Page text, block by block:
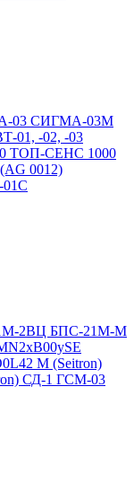
03 СИГМА-03М
01, -02, -03
ТОП-СЕНС 1000
0012)
2ВЦ БПС-21М-М
M (Seitron)
СД-1 ГСМ-03